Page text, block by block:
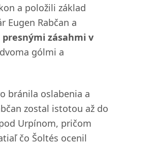
a položili základ
Eugen Rabčan a
zásahmi v
gólmi a
bránila oslabenia a
zostal istotou až do
Urpínom, pričom
čo Šoltés ocenil